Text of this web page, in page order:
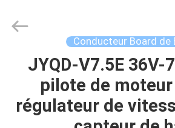
APERÇU
PRODUITS
Motor
Technology
Conducteur Board de
JYQD-V7.5E 36V-
pilote de
régulateur de